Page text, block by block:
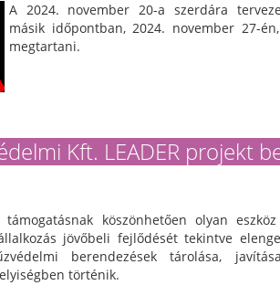
A 2024. november 20-a szerdára
másik időpontban, 2024. november 27-
megtartani.
Kft. LEADER projekt
támogatásnak köszönhetően olyan
jövőbeli fejlődését tekintve
berendezések tárolása,
történik.